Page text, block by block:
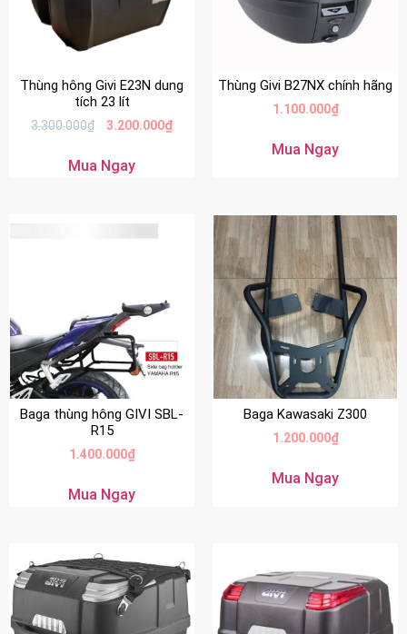
Thùng hông Givi E23N dung
tích 23 lít
3.300.000₫ 3.200.000₫
Mua Ngay
Thùng Givi B27NX chính hãng
1.100.000₫
Mua Ngay
Baga thùng hông GIVI SBL-
R15
1.400.000₫
Mua Ngay
Baga Kawasaki Z300
1.200.000₫
Mua Ngay